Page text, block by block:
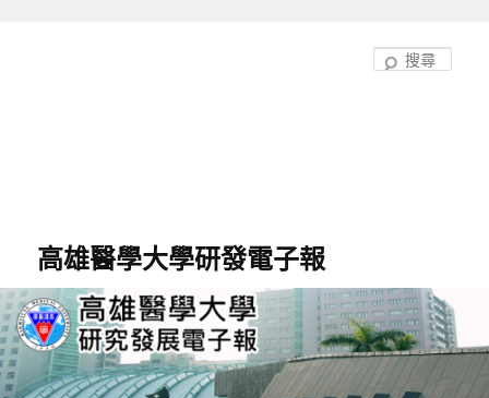
高雄醫學大學研發電子報